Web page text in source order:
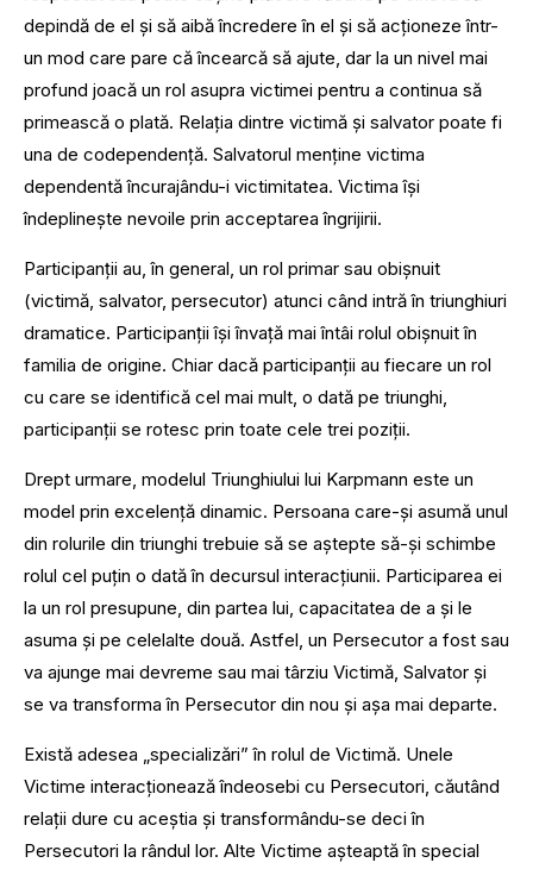
depindă de el și să aibă încredere în el și să acționeze într-
un mod care pare că încearcă să ajute, dar la un nivel mai
profund joacă un rol asupra victimei pentru a continua să
primească o plată. Relația dintre victimă și salvator poate fi
una de codependență. Salvatorul menține victima
dependentă încurajându-i victimitatea. Victima își
îndeplinește nevoile prin acceptarea îngrijirii.
Participanții au, în general, un rol primar sau obișnuit
(victimă, salvator, persecutor) atunci când intră în triunghiuri
dramatice. Participanții își învață mai întâi rolul obișnuit în
familia de origine. Chiar dacă participanții au fiecare un rol
cu ​​care se identifică cel mai mult, o dată pe triunghi,
participanții se rotesc prin toate cele trei poziții.
Drept urmare, modelul Triunghiului lui Karpmann este un
model prin excelenţă dinamic. Persoana care-şi asumă unul
din rolurile din triunghi trebuie să se aştepte să-şi schimbe
rolul cel puţin o dată în decursul interacţiunii. Participarea ei
la un rol presupune, din partea lui, capacitatea de a şi le
asuma şi pe celelalte două. Astfel, un Persecutor a fost sau
va ajunge mai devreme sau mai târziu Victimă, Salvator și
se va transforma în Persecutor din nou şi aşa mai departe.
Există adesea „specializări” în rolul de Victimă. Unele
Victime interacţionează îndeosebi cu Persecutori, căutând
relaţii dure cu aceştia şi transformându-se deci în
Persecutori la rândul lor. Alte Victime aşteaptă în special